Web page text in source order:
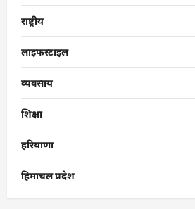
राष्ट्रीय
लाइफस्टाइल
व्यवसाय
शिक्षा
हरियाणा
हिमाचल प्रदेश